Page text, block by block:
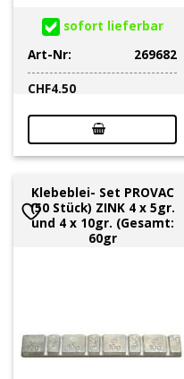
sofort lieferbar
Art-Nr:
269682
CHF4.50
Klebeblei- Set PROVAC
(50 Stück) ZINK 4 x 5gr.
und 4 x 10gr. (Gesamt:
60gr